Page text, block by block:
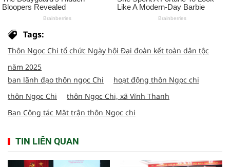
Tags:
Thôn Ngọc Chi tổ chức Ngày hội Đại đoàn kết toàn dân tộc
năm 2025
ban lãnh đạo thôn ngọc Chi
hoạt động thôn Ngọc chi
thôn Ngọc Chi
thôn Ngọc Chi, xã Vĩnh Thanh
Ban Công tác Mặt trận thôn Ngọc chi
TIN LIÊN QUAN